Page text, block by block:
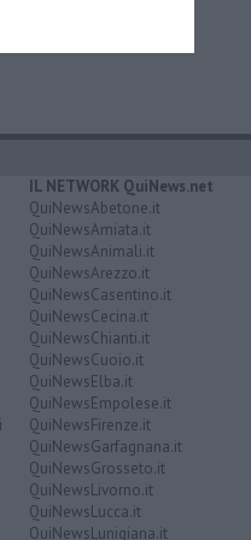
IL NETWORK QuiNews.net
QuiNewsAbetone.it
QuiNewsAmiata.it
QuiNewsAnimali.it
QuiNewsArezzo.it
QuiNewsCasentino.it
QuiNewsCecina.it
QuiNewsChianti.it
QuiNewsCuoio.it
QuiNewsElba.it
QuiNewsEmpolese.it
QuiNewsFirenze.it
QuiNewsGarfagnana.it
QuiNewsGrosseto.it
QuiNewsLivorno.it
QuiNewsLucca.it
QuiNewsLunigiana.it